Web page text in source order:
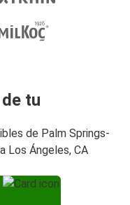
tu
de Palm Springs-
Los Ángeles, CA